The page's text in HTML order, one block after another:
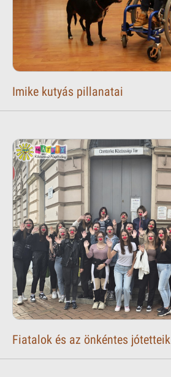
Imike kutyás pillanatai
Fiatalok és az önkéntes jótetteik